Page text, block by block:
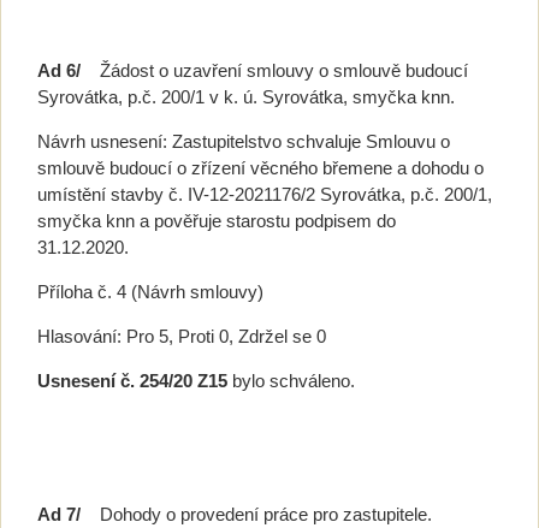
Ad 6/ Žádost o uzavření smlouvy o smlouvě budoucí
Syrovátka, p.č. 200/1 v k. ú. Syrovátka, smyčka knn.
Návrh usnesení: Zastupitelstvo schvaluje Smlouvu o
smlouvě budoucí o zřízení věcného břemene a dohodu o
umístění stavby č. IV-12-2021176/2 Syrovátka, p.č. 200/1,
smyčka knn a pověřuje starostu podpisem do
31.12.2020.
Příloha č. 4 (Návrh smlouvy)
Hlasování: Pro 5, Proti 0, Zdržel se 0
Usnesení č. 254/20 Z15 bylo schváleno.
Ad 7/ Dohody o provedení práce pro zastupitele.